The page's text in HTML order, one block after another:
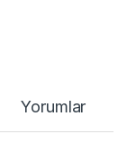
Yorumlar